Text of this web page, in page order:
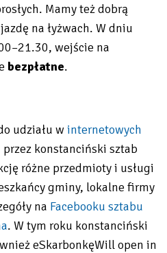
Mamy też dobrą
na łyżwach. W dniu
wejście na
bezpłatne.
udziału w internetowych
przez konstanciński sztab
różne przedmioty i usługi
gminy, lokalne firmy
na Facebooku sztabu
. W tym roku konstanciński
eSkarbonkęWill open in